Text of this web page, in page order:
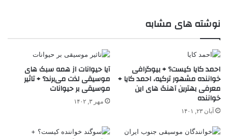
نوشته های مشابه
احمد کایا کیست؟ + بیوگرافی
خواننده مشهور ترکیه، احمد کایا +
معرفی بهترین آهنگ های این
خواننده
آبان ۲۳, ۱۴۰۱
آیا حیوانات از همه سبک های
موسیقی لذت می‌برند؟ + تاثیر
موسیقی بر حیوانات
مهر ۳, ۱۴۰۲